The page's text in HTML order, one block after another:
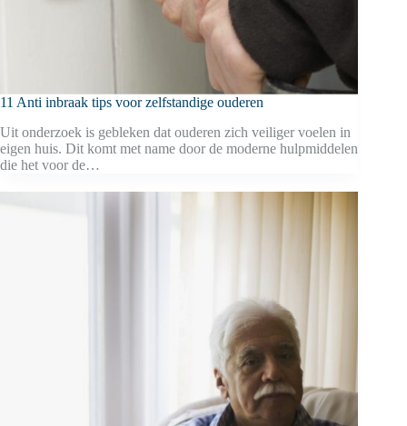
11 Anti inbraak tips voor zelfstandige ouderen
Uit onderzoek is gebleken dat ouderen zich veiliger voelen in
eigen huis. Dit komt met name door de moderne hulpmiddelen
die het voor de…